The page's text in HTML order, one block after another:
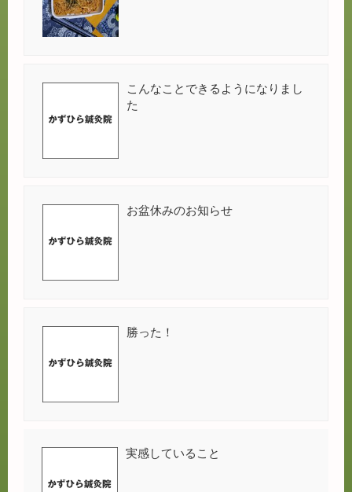
こんなことできるようになりまし
た
お盆休みのお知らせ
勝った！
実感していること